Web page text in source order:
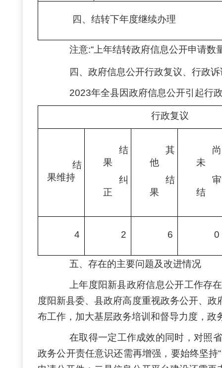
四、结转下年度继续办理
注意:“上年结转政府信息公开申请数
四、政府信息公开行政复议、行政
2023年全县因政府信息公开引起行
行政复议
结
果维持
结
果
纠
正
其
他
结
果
尚
未
审
结
4 2 6 0
五、存在的主要问题及改进情况
上年度阳新县政府信息公开工作存
度阳新县委、县政府高度重视政务公开、
布工作，加大基层政务培训和督导力度，政
在取得一定工作成效的同时 ， 对照
政务公开责任意识还需再增强，要始终坚持